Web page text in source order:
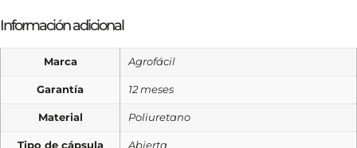
Información adicional
Marca Agrofácil
Garantía 12 meses
Material Poliuretano
Tipo de cápsula Abierta